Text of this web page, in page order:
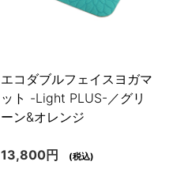
エコダブルフェイスヨガマ
ット -Light PLUS-／グリ
ーン&オレンジ
13,800円 (税込)